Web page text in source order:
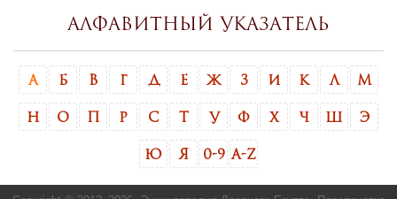
Алфавитный указатель
А Б В Г Д Е Ж З И К Л М
Н О Р С Т У Ф Х Ч Э
Ю Я 0-9 A-Z